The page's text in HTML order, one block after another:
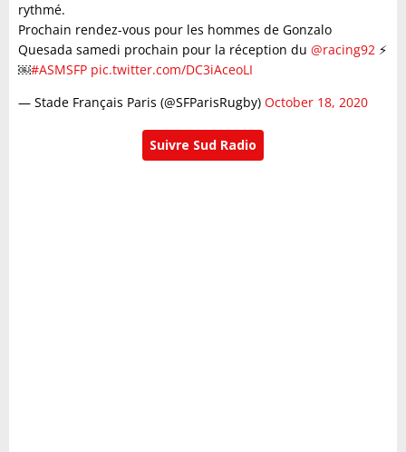
rythmé.
Prochain rendez-vous pour les hommes de Gonzalo
Quesada samedi prochain pour la réception du @racing92 ⚡️
￼#ASMSFP pic.twitter.com/DC3iAceoLI
— Stade Français Paris (@SFParisRugby) October 18, 2020
Suivre Sud Radio